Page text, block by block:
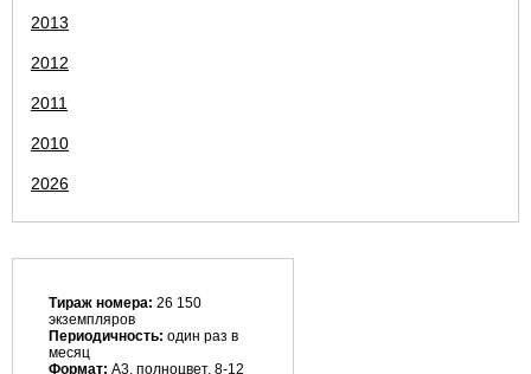
2013
2012
2011
2010
2026
Тираж номера: 26 150
экземпляров
Периодичность: один раз в
месяц
Формат: А3, полноцвет, 8-12